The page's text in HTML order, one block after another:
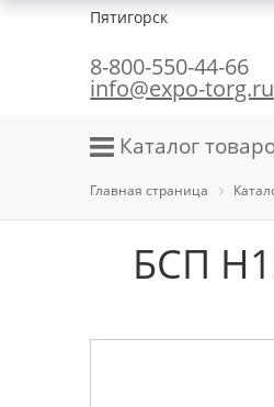
Пятигорск
8-800-550-44-66
info@expo-torg.ru
Каталог
Главная страница
БСП